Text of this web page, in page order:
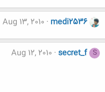
medi2536
Aug 13, 2010
S
secret_f
Aug 12, 2010